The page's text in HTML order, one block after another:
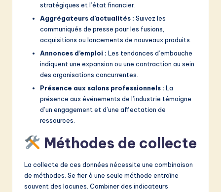
stratégiques et l’état financier.
Aggrégateurs d’actualités : Suivez les
communiqués de presse pour les fusions,
acquisitions ou lancements de nouveaux produits.
Annonces d’emploi : Les tendances d’embauche
indiquent une expansion ou une contraction au sein
des organisations concurrentes.
Présence aux salons professionnels : La
présence aux événements de l’industrie témoigne
d’un engagement et d’une affectation de
ressources.
Méthodes de collecte
La collecte de ces données nécessite une combinaison
de méthodes. Se fier à une seule méthode entraîne
souvent des lacunes. Combiner des indicateurs